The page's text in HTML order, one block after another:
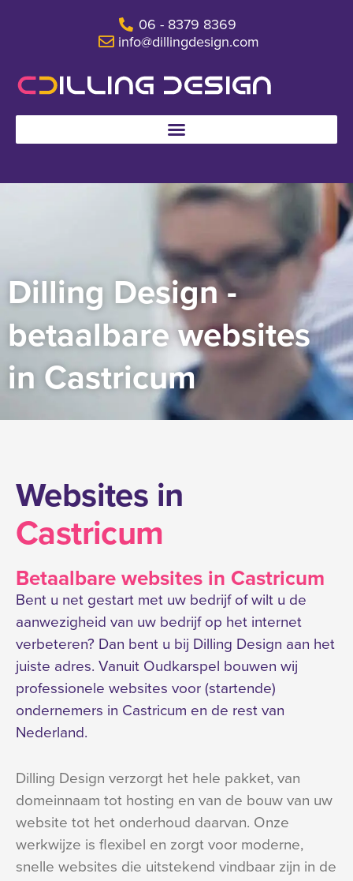
06 - 8379 8369
info@dillingdesign.com
Dilling Design -
betaalbare websites
in Castricum
Websites in
Castricum
Betaalbare websites in Castricum
Bent u net gestart met uw bedrijf of wilt u de
aanwezigheid van uw bedrijf op het internet
verbeteren? Dan bent u bij Dilling Design aan het
juiste adres. Vanuit Oudkarspel bouwen wij
professionele websites voor (startende)
ondernemers in Castricum en de rest van
Nederland.
Dilling Design verzorgt het hele pakket, van
domeinnaam tot hosting en van de bouw van uw
website tot het onderhoud daarvan. Onze
werkwijze is flexibel en zorgt voor moderne,
snelle websites die uitstekend vindbaar zijn in de